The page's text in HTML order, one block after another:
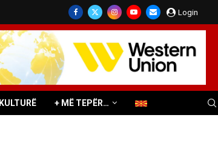
Login
KULTURË + MË TEPËR…